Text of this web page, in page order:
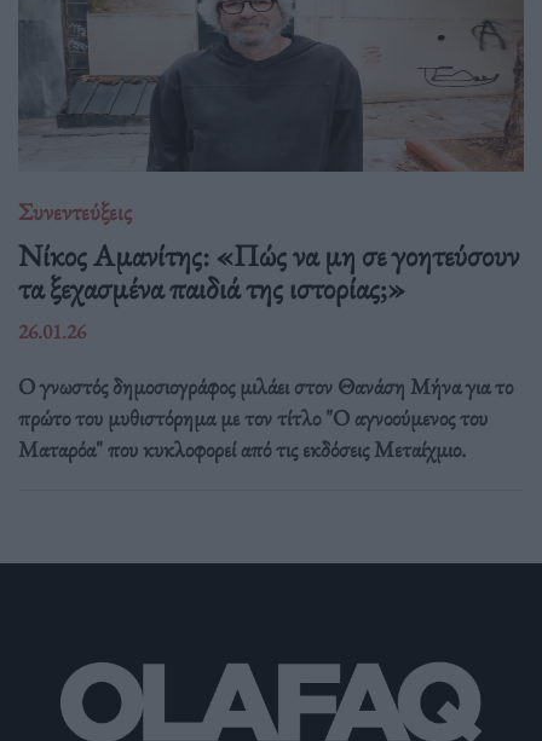
Συνεντεύξεις
Νίκος Αμανίτης: «Πώς να μη σε γοητεύσουν
τα ξεχασμένα παιδιά της ιστορίας;»
26.01.26
Ο γνωστός δημοσιογράφος μιλάει στον Θανάση Μήνα για το
πρώτο του μυθιστόρημα με τον τίτλο "Ο αγνοούμενος του
Ματαρόα" που κυκλοφορεί από τις εκδόσεις Μεταίχμιο.